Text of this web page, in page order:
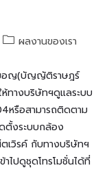
Postผลงานของเรา
อญ(บัญญัติราษฎร์
ทางบริษัทฯดูแลระบบ
หรือสามารถติดตาม
ตั้งระบบกล้อง
เวิรค์ กับทางบริษัทฯ
ไปดูชุดโทรโมชั่นได้ที่